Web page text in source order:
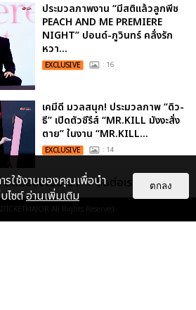
ประมวลภาพงาน “มีสติแล้วลูกพีช
PEACH AND ME PREMIERE
NIGHT” ปอนด์-ภูวินทร์ คลั่งรัก
หวา...
EXCLUSIVE : 16
เคมีดี มวลสนุก! ประมวลภาพ “ดิว-
ธี” เปิดตัวซีรีส์ “MR.KILL มังงะสั่ง
ตาย” ในงาน “MR.KILL...
EXCLUSIVE : 14
“ช่วงเวลาที่ไม่ได้เจอกันพิสูจน์แล้วว่า
รักแท้จะไม่มีวันจางหาย” ประมวล
ติดต่อลงโฆษณา ติดต่อเรา
All Rights Reserved.
รใช้งานของคุณเพื่อนำ
ไซต์อ่านเพิ่มเติม
ตกลง